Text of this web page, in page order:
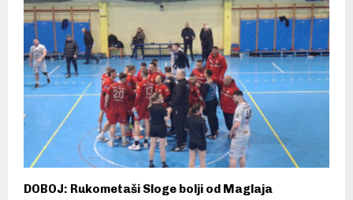
DOBOJ: Rukometaši Sloge bolji od Maglaja